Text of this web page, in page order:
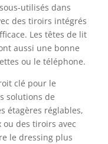
utilisés dans
des tiroirs intégrés
Les têtes de lit
aussi une bonne
ou le téléphone.
clé pour le
solutions de
étagères réglables,
des tiroirs avec
le dressing plus